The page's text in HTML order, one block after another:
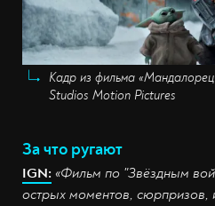
Кадр из фильма
Studios Motion Pictures
За что ругают
IGN: «Фильм по "Звёздным
острых моментов, сюрпризов,